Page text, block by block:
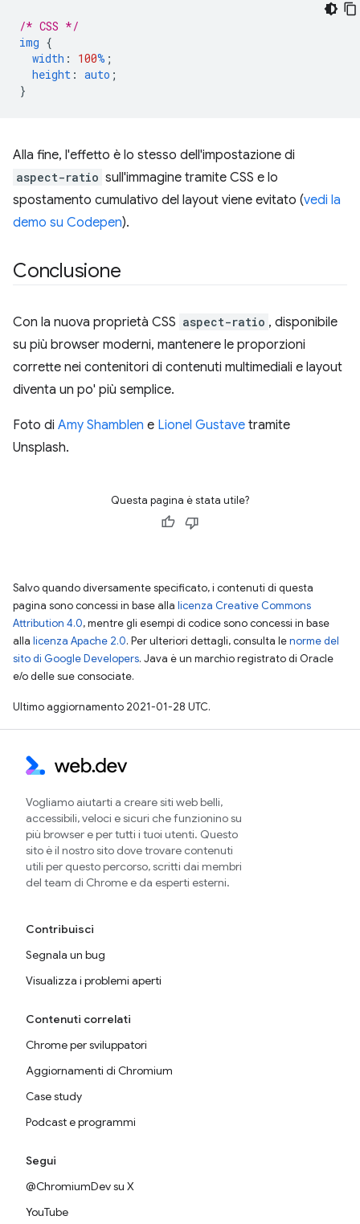
/* CSS */
img {
width : 100% ;
height : auto ;
}
Alla fine, l'effetto è lo stesso dell'impostazione di
aspect-ratio sull'immagine tramite CSS e lo
spostamento cumulativo del layout viene evitato (vedi la
demo su Codepen).
Conclusione
Con la nuova proprietà CSS aspect-ratio , disponibile
su più browser moderni, mantenere le proporzioni
corrette nei contenitori di contenuti multimediali e layout
diventa un po' più semplice.
Foto di Amy Shamblen e Lionel Gustave tramite
Unsplash.
Questa pagina è stata utile?
Salvo quando diversamente specificato, i contenuti di questa
pagina sono concessi in base alla licenza Creative Commons
Attribution 4.0, mentre gli esempi di codice sono concessi in base
alla licenza Apache 2.0. Per ulteriori dettagli, consulta lenorme del
sito di Google Developers. Java è un marchio registrato di Oracle
e/o delle sue consociate.
Ultimo aggiornamento 2021-01-28 UTC.
Vogliamo aiutarti a creare siti web belli,
accessibili, veloci e sicuri che funzionino su
più browser e per tutti i tuoi utenti. Questo
sito è il nostro sito dove trovare contenuti
utili per questo percorso, scritti dai membri
del team di Chrome e da esperti esterni.
Contribuisci
Segnala un bug
Visualizza i problemi aperti
Contenuti correlati
Chrome per sviluppatori
Aggiornamenti di Chromium
Case study
Podcast e programmi
Segui
@ChromiumDev su X
YouTube